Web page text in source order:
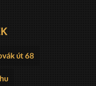
út 68